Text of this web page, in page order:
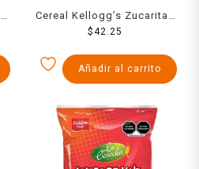
Cereal Kellogg’s Zucaritas
260 g
$42.25
Añadir al carrito